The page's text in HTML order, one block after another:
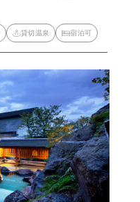
貸切温泉 宿泊可